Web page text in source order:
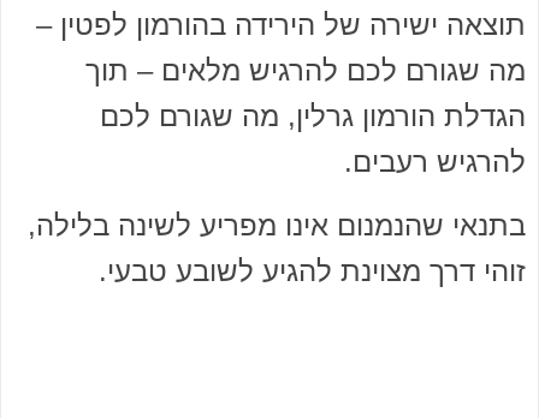
תוצאה ישירה של הירידה בהורמון לפטין –
מה שגורם לכם להרגיש מלאים – תוך
הגדלת הורמון גרלין, מה שגורם לכם
להרגיש רעבים.
בתנאי שהנמנום אינו מפריע לשינה בלילה,
זוהי דרך מצוינת להגיע לשובע טבעי.